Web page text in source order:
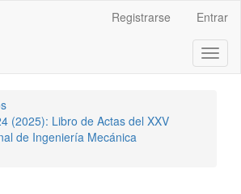
Registrarse Entrar
(2025): Libro de Actas del XXV
de Ingeniería Mecánica